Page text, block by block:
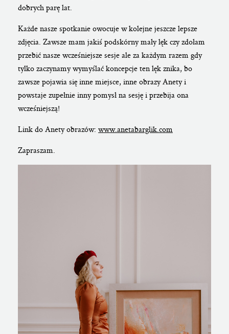
dobrych parę lat.
Każde nasze spotkanie owocuje w kolejne jeszcze lepsze
zdjęcia. Zawsze mam jakiś podskórny mały lęk czy zdołam
przebić nasze wcześniejsze sesje ale za każdym razem gdy
tylko zaczynamy wymyślać koncepcje ten lęk znika, bo
zawsze pojawia się inne miejsce, inne obrazy Anety i
powstaje zupełnie inny pomysł na sesję i przebija ona
wcześniejszą!
Link do Anety obrazów: www.anetabarglik.com
Zapraszam.